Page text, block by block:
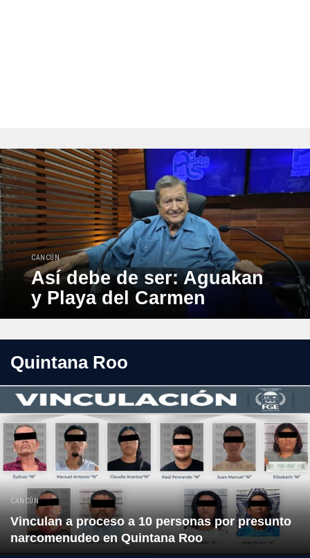
CANCÚN
Así debe de ser: Aguakan
y Playa del Carmen
Quintana Roo
CANCÚN
Vinculan a proceso a 10 personas por presunto
narcomenudeo en Quintana Roo